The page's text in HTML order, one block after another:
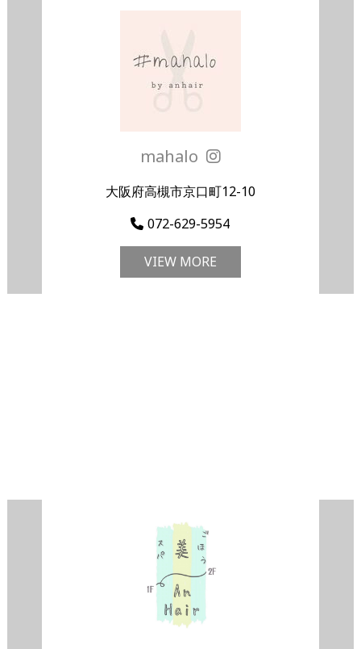
mahalo
大阪府高槻市京口町12-10
072-629-5954
VIEW MORE